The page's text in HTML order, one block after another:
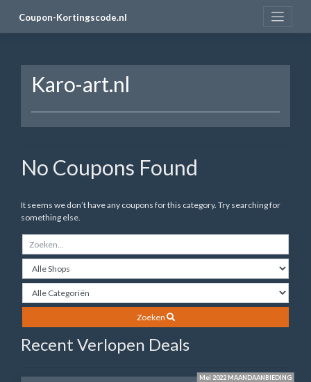
Coupon-Kortingscode.nl
Karo-art.nl
No Coupons Found
It seems we don’t have any coupons for this category. Try searching for
something else.
Zoeken
Recent Verlopen Deals
Mei 2022 MAANDAANBIEDING